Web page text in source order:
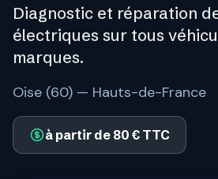
Diagnostic et réparation
électriques sur tous
marques.
Oise (60) — Hauts-de-France
à partir de 80 € TTC